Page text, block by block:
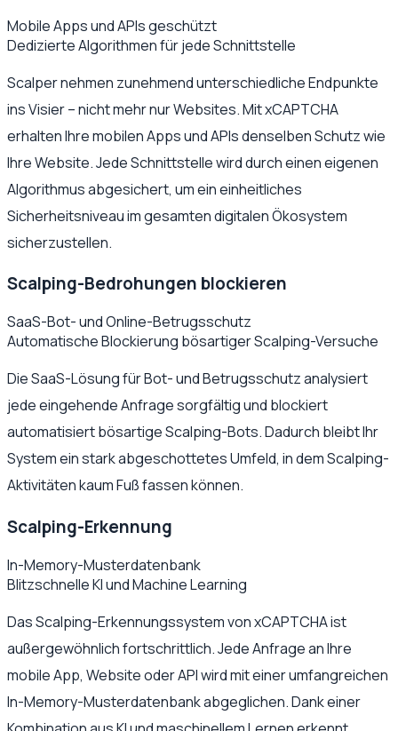
Mobile Apps und APIs geschützt
Dedizierte Algorithmen für jede Schnittstelle
Scalper nehmen zunehmend unterschiedliche Endpunkte
ins Visier – nicht mehr nur Websites. Mit xCAPTCHA
erhalten Ihre mobilen Apps und APIs denselben Schutz wie
Ihre Website. Jede Schnittstelle wird durch einen eigenen
Algorithmus abgesichert, um ein einheitliches
Sicherheitsniveau im gesamten digitalen Ökosystem
sicherzustellen.
Scalping-Bedrohungen blockieren
SaaS-Bot- und Online-Betrugsschutz
Automatische Blockierung bösartiger Scalping-Versuche
Die SaaS-Lösung für Bot- und Betrugsschutz analysiert
jede eingehende Anfrage sorgfältig und blockiert
automatisiert bösartige Scalping-Bots. Dadurch bleibt Ihr
System ein stark abgeschottetes Umfeld, in dem Scalping-
Aktivitäten kaum Fuß fassen können.
Scalping-Erkennung
In-Memory-Musterdatenbank
Blitzschnelle KI und Machine Learning
Das Scalping-Erkennungssystem von xCAPTCHA ist
außergewöhnlich fortschrittlich. Jede Anfrage an Ihre
mobile App, Website oder API wird mit einer umfangreichen
In-Memory-Musterdatenbank abgeglichen. Dank einer